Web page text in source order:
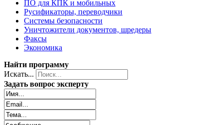
ПО для КПК и мобильных
Русификаторы, переводчики
Системы безопасности
Уничтожители документов, шредеры
Факсы
Экономика
Найти программу
Искать...
Задать вопрос эксперту